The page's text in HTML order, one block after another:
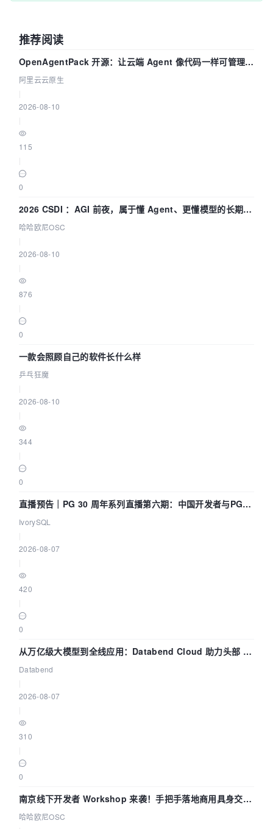
推荐阅读
OpenAgentPack 开源：让云端 Agent 像代码一样可管理、
可迁移
阿里云云原生
2026-08-10
115
0
2026 CSDI ：AGI 前夜，属于懂 Agent、更懂模型的长期深
耕企业
哈哈欧尼OSC
2026-08-10
876
0
一款会照顾自己的软件长什么样
乒乓狂魔
2026-08-10
344
0
直播预告｜PG 30 周年系列直播第六期：中国开发者与PG内
核——我们改得动吗？我们贡献了什么？
IvorySQL
2026-08-07
420
0
从万亿级大模型到全线应用：Databend Cloud 助力头部 AI
企业构建全链路 Trace 数据管道
Databend
2026-08-07
310
0
南京线下开发者 Workshop 来袭！手把手落地商用具身交互
智能 Agent 应用
哈哈欧尼OSC